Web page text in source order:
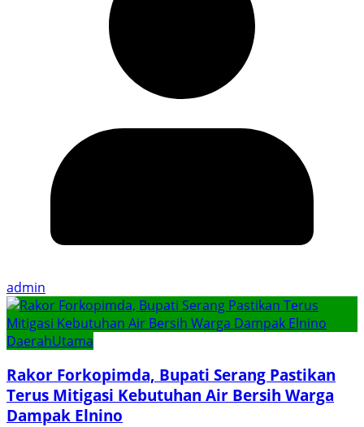
admin
DaerahUtama
Rakor Forkopimda, Bupati Serang Pastikan
Terus Mitigasi Kebutuhan Air Bersih Warga
Dampak Elnino